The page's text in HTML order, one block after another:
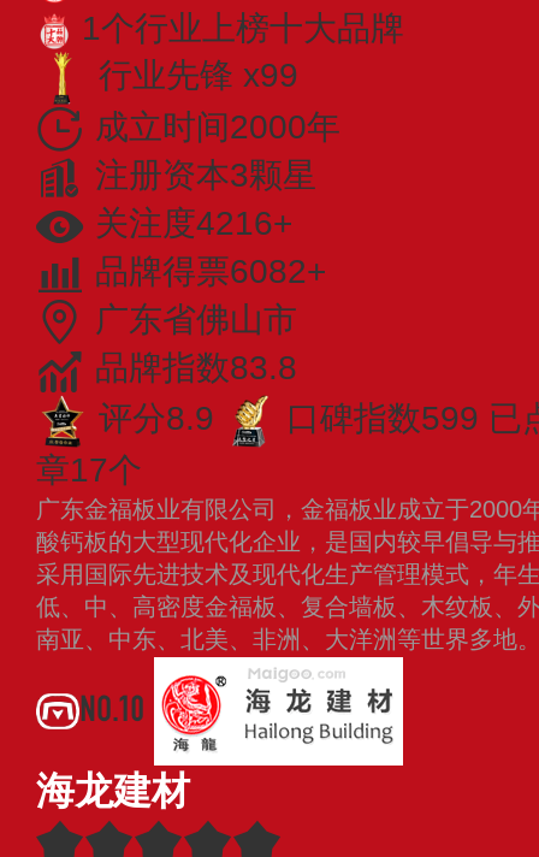
1个行业上榜十大品牌
行业先锋 x99
成立时间2000年
注册资本3颗星
关注度4216+
品牌得票6082+
广东省佛山市
品牌指数83.8
评分8.9
口碑指数599 已
章17个
广东金福板业有限公司，金福板业成立于2000
酸钙板的大型现代化企业，是国内较早倡导与
采用国际先进技术及现代化生产管理模式，年
低、中、高密度金福板、复合墙板、木纹板、
南亚、中东、北美、非洲、大洋洲等世界多地
NO.10
海龙建材